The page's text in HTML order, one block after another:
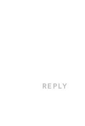
REPLY